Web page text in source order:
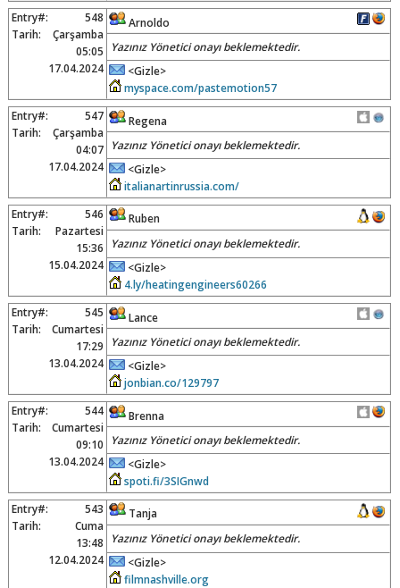
Entry#:
548
Tarih:
Çarşamba
05:05
17.04.2024
Arnoldo
Yazınız Yönetici onayı beklemektedir.
<Gizle>
myspace.com/pastemotion57
Entry#:
547
Tarih:
Çarşamba
04:07
17.04.2024
Regena
Yazınız Yönetici onayı beklemektedir.
<Gizle>
italianartinrussia.com/
Entry#:
546
Tarih:
Pazartesi
15:36
15.04.2024
Ruben
Yazınız Yönetici onayı beklemektedir.
<Gizle>
4.ly/heatingengineers60266
Entry#:
545
Tarih:
Cumartesi
17:29
13.04.2024
Lance
Yazınız Yönetici onayı beklemektedir.
<Gizle>
jonbian.co/129797
Entry#:
544
Tarih:
Cumartesi
09:10
13.04.2024
Brenna
Yazınız Yönetici onayı beklemektedir.
<Gizle>
spoti.fi/3SIGnwd
Entry#:
543
Tarih:
Cuma
13:48
12.04.2024
Tanja
Yazınız Yönetici onayı beklemektedir.
<Gizle>
filmnashville.org